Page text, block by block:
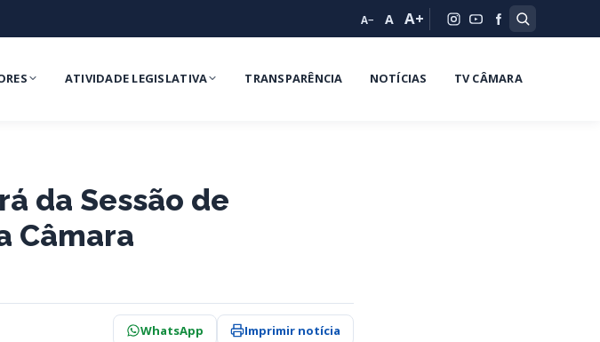
A− A A+
ATIVIDADE LEGISLATIVA TRANSPARÊNCIA NOTÍCIAS TV CÂMARA
da Sessão de
Câmara
WhatsApp Imprimir notícia